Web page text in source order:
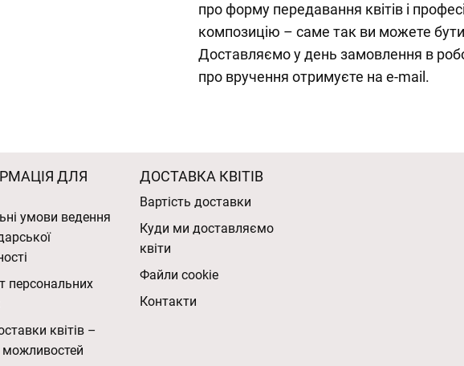
про форму передавання квітів і
композицію – саме так ви можете бути
Доставляємо у день замовлення в
про вручення отримуєте на e-mail.
ДЛЯ
умови ведення
персональних
квітів –
можливостей
ДОСТАВКА КВІТІВ
Вартість доставки
Куди ми доставляємо
квіти
Файли cookie
Контакти